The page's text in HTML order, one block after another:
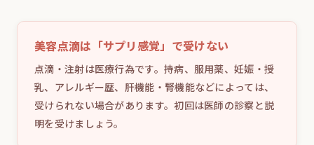
美容点滴は「サプリ感覚」で受けない
点滴・注射は医療行為です。持病、服用薬、妊娠・授
乳、アレルギー歴、肝機能・腎機能などによっては、
受けられない場合があります。初回は医師の診察と説
明を受けましょう。